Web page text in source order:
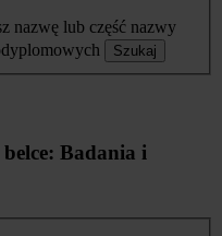
nazwę lub część nazwy
Szukaj
Badania i